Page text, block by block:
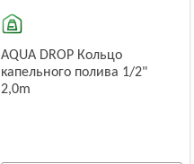
AQUA DROP Кольцо
капельного полива 1/2"
2,0m